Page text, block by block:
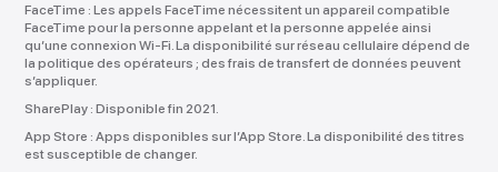
FaceTime : Les appels FaceTime nécessitent un appareil compatible
FaceTime pour la personne appelant et la personne appelée ainsi
qu’une connexion Wi‑Fi. La disponibilité sur réseau cellulaire dépend de
la politique des opérateurs ; des frais de transfert de données peuvent
s’appliquer.
SharePlay : Disponible fin 2021.
App Store : Apps disponibles sur l’App Store. La disponibilité des titres
est susceptible de changer.